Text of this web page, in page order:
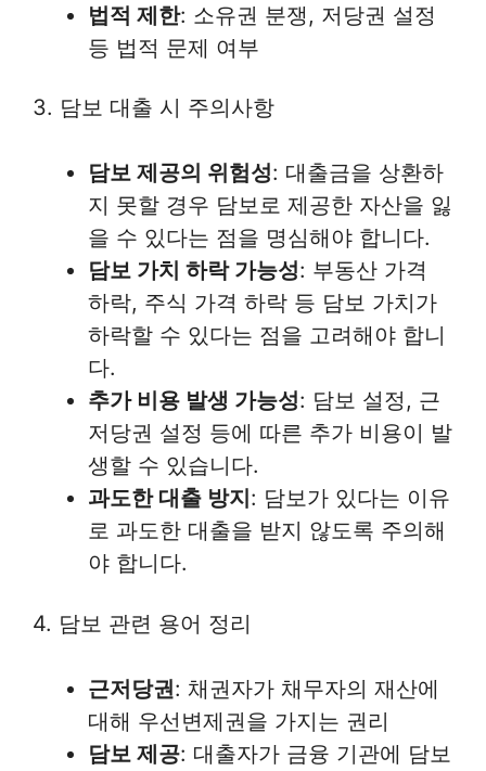
법적 제한: 소유권 분쟁, 저당권 설정
등 법적 문제 여부
3. 담보 대출 시 주의사항
담보 제공의 위험성: 대출금을 상환하
지 못할 경우 담보로 제공한 자산을 잃
을 수 있다는 점을 명심해야 합니다.
담보 가치 하락 가능성: 부동산 가격
하락, 주식 가격 하락 등 담보 가치가
하락할 수 있다는 점을 고려해야 합니
다.
추가 비용 발생 가능성: 담보 설정, 근
저당권 설정 등에 따른 추가 비용이 발
생할 수 있습니다.
과도한 대출 방지: 담보가 있다는 이유
로 과도한 대출을 받지 않도록 주의해
야 합니다.
4. 담보 관련 용어 정리
근저당권: 채권자가 채무자의 재산에
대해 우선변제권을 가지는 권리
담보 제공: 대출자가 금융 기관에 담보